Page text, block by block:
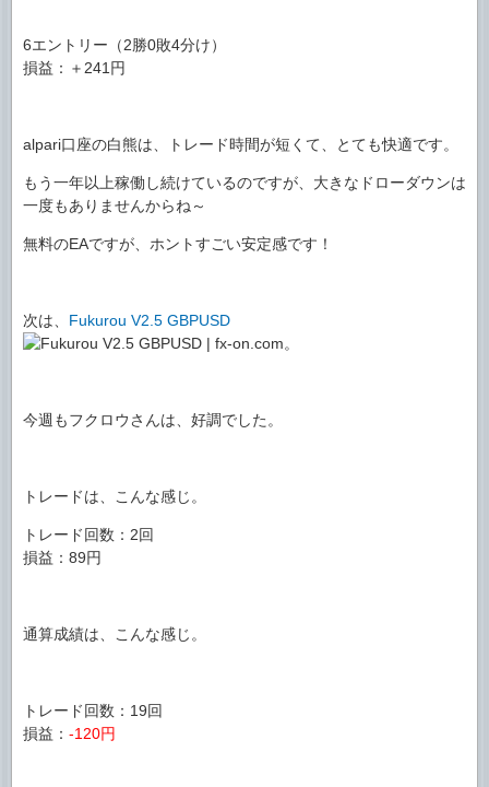
6エントリー（2勝0敗4分け）
損益：＋241円
alpari口座の白熊は、トレード時間が短くて、とても快適です。
もう一年以上稼働し続けているのですが、大きなドローダウンは
一度もありませんからね～
無料のEAですが、ホントすごい安定感です！
次は、 Fukurou V2.5 GBPUSD
。
今週もフクロウさんは、好調でした。
トレードは、こんな感じ。
トレード回数：2回
損益：89円
通算成績は、こんな感じ。
トレード回数：19回
損益： -120円